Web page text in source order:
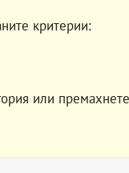
критерии:
или